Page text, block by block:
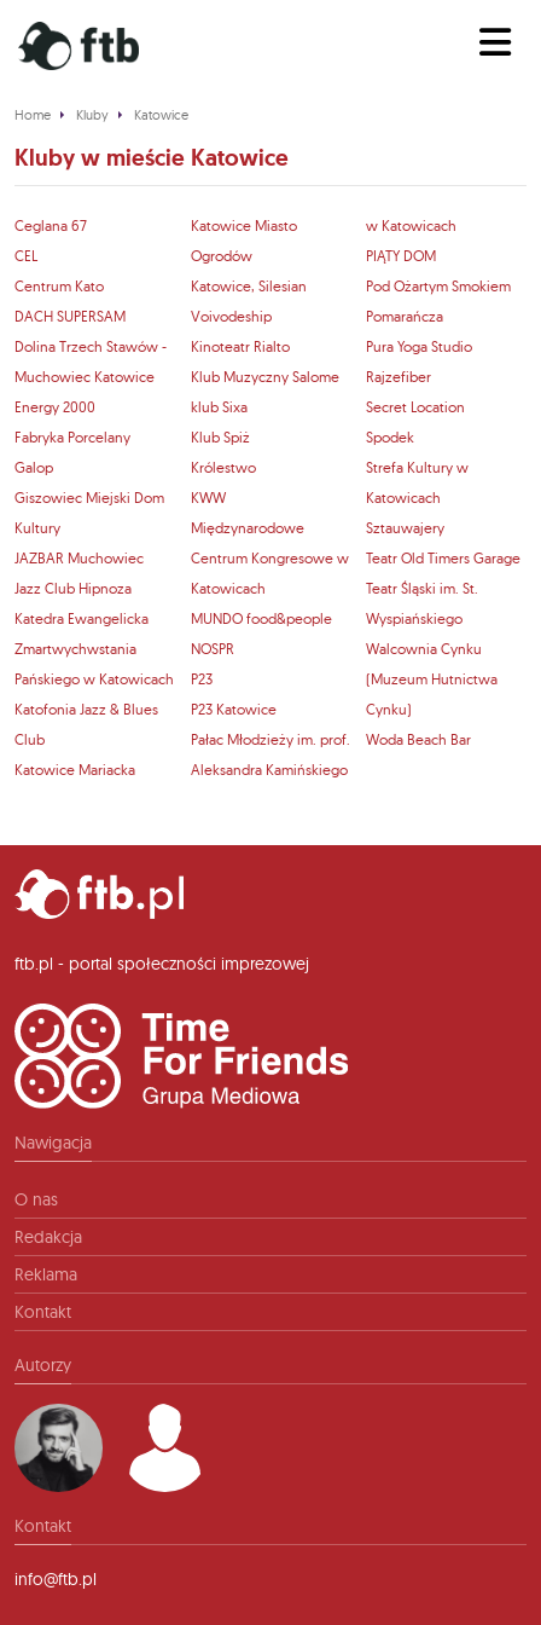
Home Kluby Katowice
Kluby w mieście Katowice
Ceglana 67
CEL
Centrum Kato
DACH SUPERSAM
Dolina Trzech Stawów -
Muchowiec Katowice
Energy 2000
Fabryka Porcelany
Galop
Giszowiec Miejski Dom
Kultury
JAZBAR Muchowiec
Jazz Club Hipnoza
Katedra Ewangelicka
Zmartwychwstania
Pańskiego w Katowicach
Katofonia Jazz & Blues
Club
Katowice Mariacka
Katowice Miasto
Ogrodów
Katowice, Silesian
Voivodeship
Kinoteatr Rialto
Klub Muzyczny Salome
klub Sixa
Klub Spiż
Królestwo
KWW
Międzynarodowe
Centrum Kongresowe w
Katowicach
MUNDO food&people
NOSPR
P23
P23 Katowice
Pałac Młodzieży im. prof.
Aleksandra Kamińskiego
w Katowicach
PIĄTY DOM
Pod Ożartym Smokiem
Pomarańcza
Pura Yoga Studio
Rajzefiber
Secret Location
Spodek
Strefa Kultury w
Katowicach
Sztauwajery
Teatr Old Timers Garage
Teatr Śląski im. St.
Wyspiańskiego
Walcownia Cynku
(Muzeum Hutnictwa
Cynku)
Woda Beach Bar
ftb.pl - portal społeczności imprezowej
Nawigacja
O nas
Redakcja
Reklama
Kontakt
Autorzy
Kontakt
info@ftb.pl